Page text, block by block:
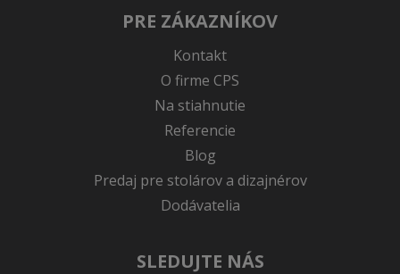
PRE ZÁKAZNÍKOV
Kontakt
O firme CPS
Na stiahnutie
Referencie
Blog
Predaj pre stolárov a dizajnérov
Dodávatelia
SLEDUJTE NÁS